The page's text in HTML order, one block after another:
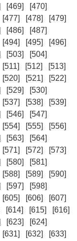
[469]
[470]
[477] [478]
[479]
[486]
[487]
[494] [495]
[496]
[503]
[504]
[511] [512]
[513]
[520] [521]
[522]
[529]
[530]
[537] [538]
[539]
[546]
[547]
[554] [555]
[556]
[563]
[564]
[571] [572]
[573]
[580]
[581]
[588] [589]
[590]
[597]
[598]
[605] [606]
[607]
[614] [615]
[616]
[623]
[624]
[631] [632]
[633]